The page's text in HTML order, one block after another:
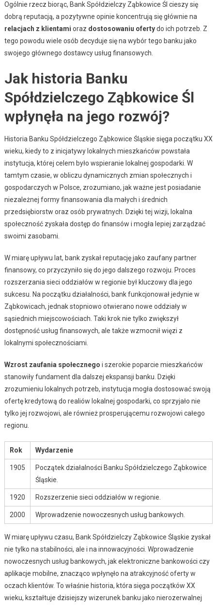
Ogólnie rzecz biorąc, Bank Spółdzielczy Ząbkowice Śl cieszy się
dobrą reputacją, a pozytywne opinie koncentrują się głównie na
relacjach z klientami oraz dostosowaniu ofertydo ich potrzeb. Z
tego powodu wiele osób decyduje się na wybór tego banku jako
swojego głównego dostawcy usług finansowych.
Jak historia Banku
Spółdzielczego Ząbkowice Śl
wpłynęła na jego rozwój?
Historia Banku Spółdzielczego Ząbkowice Śląskie sięga początku XX
wieku, kiedy to z inicjatywy lokalnych mieszkańców powstała
instytucja, której celem było wspieranie lokalnej gospodarki. W
tamtym czasie, w obliczu dynamicznych zmian społecznych i
gospodarczych w Polsce, zrozumiano, jak ważne jest posiadanie
niezależnej formy finansowania dla małych i średnich
przedsiębiorstw oraz osób prywatnych. Dzięki tej wizji, lokalna
społeczność zyskała dostęp do finansów i mogła lepiej zarządzać
swoimi zasobami.
W miarę upływu lat, bank zyskał reputację jako zaufany partner
finansowy, co przyczyniło się do jego dalszego rozwoju. Proces
rozszerzania sieci oddziałów w regionie był kluczowy dla jego
sukcesu. Na początku działalności, bank funkcjonował jedynie w
Ząbkowicach, jednak stopniowo otwierano nowe oddziały w
sąsiednich miejscowościach. Taki krok nie tylko zwiększył
dostępność usług finansowych, ale także wzmocnił więzi z
lokalnymi społecznościami.
Wzrost zaufania społecznego i szerokie poparcie mieszkańców
stanowiły fundament dla dalszej ekspansji banku. Dzięki
zrozumieniu lokalnych potrzeb, instytucja mogła dostosować swoją
ofertę kredytową do realiów lokalnej gospodarki, co sprzyjało nie
tylko jej rozwojowi, ale również prosperującemu rozwojowi całego
regionu.
Rok Wydarzenie
1905
Początek działalności Banku Spółdzielczego Ząbkowice
Śląskie.
1920 Rozszerzenie sieci oddziałów w regionie.
2000 Wprowadzenie nowoczesnych usług bankowych.
W miarę upływu czasu, Bank Spółdzielczy Ząbkowice Śląskie zyskał
nie tylko na stabilności, ale i na innowacyjności. Wprowadzenie
nowoczesnych usług bankowych, jak elektroniczne bankowości czy
aplikacje mobilne, znacząco wpłynęło na atrakcyjność oferty w
oczach klientów. To właśnie historia, która sięga początków XX
wieku, kształtuje dzisiejszy wizerunek banku jako nierozerwalnej